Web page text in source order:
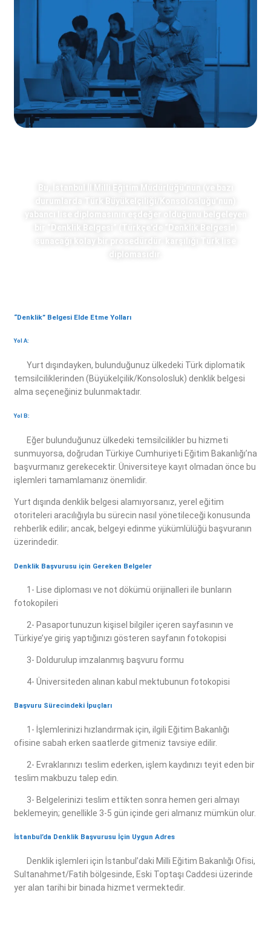
Bu, İstanbul İl Milli Eğitim Müdürlüğü’nün (ve bazı
durumlarda Türk Büyükelçiliği/Konsolosluğu’nun)
yabancı lise diplomasının eşdeğer olduğunu belgeleyen
bir “Denklik Belgesi” (Türkçe’de “Denklik Belgesi”)
sunacağı kolay bir prosedürdür. karşılığı Türk lise
diplomasıdır.
“Denklik” Belgesi Elde Etme Yolları
Yol A:
Yurt dışındayken, bulunduğunuz ülkedeki Türk diplomatik
temsilciliklerinden (Büyükelçilik/Konsolosluk) denklik belgesi
alma seçeneğiniz bulunmaktadır.
Yol B:
Eğer bulunduğunuz ülkedeki temsilcilikler bu hizmeti
sunmuyorsa, doğrudan Türkiye Cumhuriyeti Eğitim Bakanlığı’na
başvurmanız gerekecektir. Üniversiteye kayıt olmadan önce bu
işlemleri tamamlamanız önemlidir.
Yurt dışında denklik belgesi alamıyorsanız, yerel eğitim
otoriteleri aracılığıyla bu sürecin nasıl yönetileceği konusunda
rehberlik edilir; ancak, belgeyi edinme yükümlülüğü başvuranın
üzerindedir.
Denklik Başvurusu için Gereken Belgeler
1- Lise diploması ve not dökümü orijinalleri ile bunların
fotokopileri
2- Pasaportunuzun kişisel bilgiler içeren sayfasının ve
Türkiye’ye giriş yaptığınızı gösteren sayfanın fotokopisi
3- Doldurulup imzalanmış başvuru formu
4- Üniversiteden alınan kabul mektubunun fotokopisi
Başvuru Sürecindeki İpuçları
1- İşlemlerinizi hızlandırmak için, ilgili Eğitim Bakanlığı
ofisine sabah erken saatlerde gitmeniz tavsiye edilir.
2- Evraklarınızı teslim ederken, işlem kaydınızı teyit eden bir
teslim makbuzu talep edin.
3- Belgelerinizi teslim ettikten sonra hemen geri almayı
beklemeyin; genellikle 3-5 gün içinde geri almanız mümkün olur.
İstanbul’da Denklik Başvurusu İçin Uygun Adres
Denklik işlemleri için İstanbul’daki Milli Eğitim Bakanlığı Ofisi,
Sultanahmet/Fatih bölgesinde, Eski Toptaşı Caddesi üzerinde
yer alan tarihi bir binada hizmet vermektedir.